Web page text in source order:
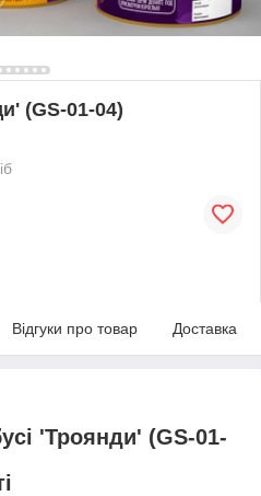
(GS-01-04)
Відгуки про товар Доставка
'Троянди' (GS-01-